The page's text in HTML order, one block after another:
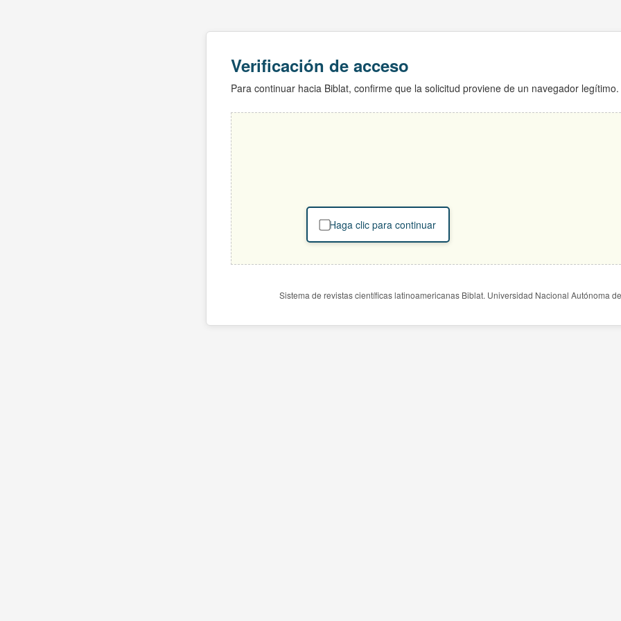
Verificación de acceso
Para continuar hacia Biblat, confirme que la solicitud proviene de un navegador legítimo.
Haga clic para continuar
Sistema de revistas científicas latinoamericanas Biblat. Universidad Nacional Autónoma